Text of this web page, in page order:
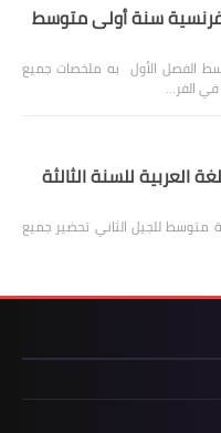
سنة أولى متوسط
الفصل الأول به ملخصات جميع
العربية للسنة الثالثة
متوسط للجيل الثاني تحضير جميع